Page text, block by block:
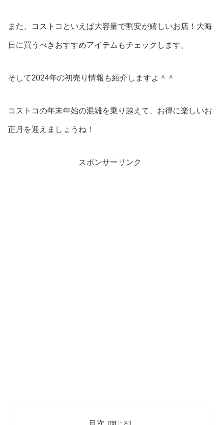
また、コストコといえば大容量で割安が嬉しいお店！大晦
日に買うべきおすすめアイテムもチェックします。
そして2024年の初売り情報も紹介しますよ＾＾
コストコの年末年始の混雑を乗り越えて、お得に楽しいお
正月を迎えましょうね！
スポンサーリンク
目次